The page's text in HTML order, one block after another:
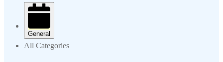
General
All Categories